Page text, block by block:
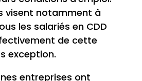
visent notamment à
les salariés en CDD
de cette
exception.
entreprises ont